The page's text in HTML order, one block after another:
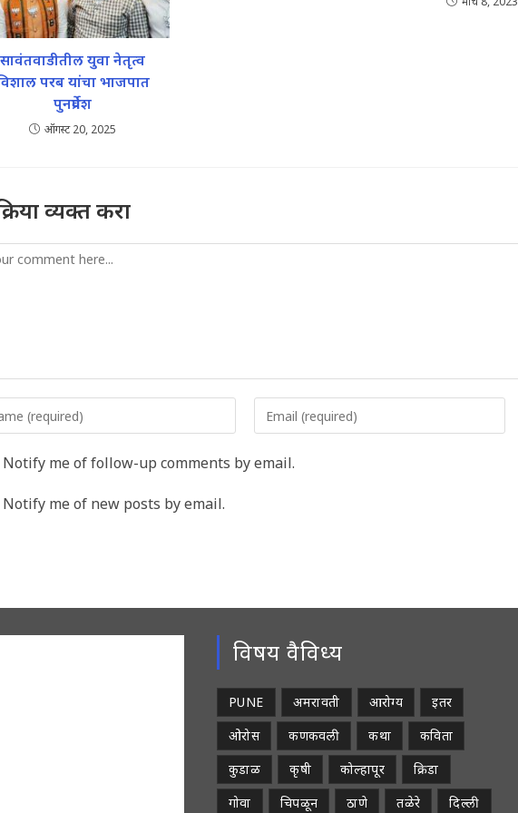
सावंतवाडीतील युवा नेतृत्व
परब यांचा भाजपात
पुनर्प्रवेश
ऑगस्ट 20, 2025
व्यक्त करा
your
address
Notify me of follow-up comments by email.
Notify me of new posts by email.
विषय वैविध्य
PUNE अमरावती आरोग्य
इतर
ओरोस
कणकवली कथा
कविता
कुडाळ
कृषी कोल्हापूर
क्रिडा
गोवा
चिपळून ठाणे तळेरे दिल्ली